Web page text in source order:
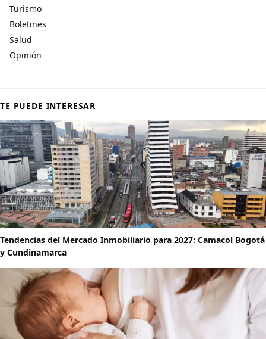
Turismo
Boletines
Salud
Opinión
TE PUEDE INTERESAR
Tendencias del Mercado Inmobiliario para 2027: Camacol Bogotá
y Cundinamarca